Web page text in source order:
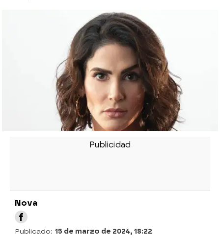
Nova
Publicado: 15 de marzo de 2024, 18:22